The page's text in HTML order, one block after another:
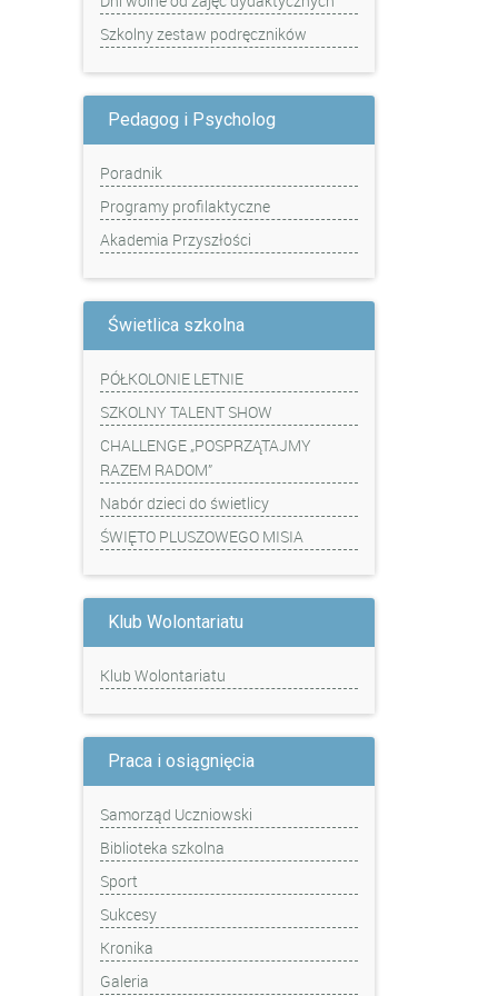
Szkolny zestaw podręczników
Pedagog i Psycholog
Poradnik
Programy profilaktyczne
Akademia Przyszłości
Świetlica szkolna
PÓŁKOLONIE LETNIE
SZKOLNY TALENT SHOW
CHALLENGE „POSPRZĄTAJMY
RAZEM RADOM”
Nabór dzieci do świetlicy
ŚWIĘTO PLUSZOWEGO MISIA
Klub Wolontariatu
Klub Wolontariatu
Praca i osiągnięcia
Samorząd Uczniowski
Biblioteka szkolna
Sport
Sukcesy
Kronika
Galeria